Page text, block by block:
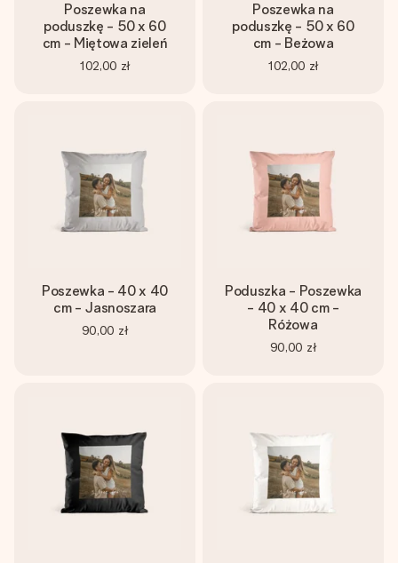
Poszewka na
poduszkę - 50 x 60
cm - Miętowa zieleń
102,00 zł
Poszewka na
poduszkę - 50 x 60
cm - Beżowa
102,00 zł
Poszewka - 40 x 40
cm - Jasnoszara
90,00 zł
Poduszka - Poszewka
- 40 x 40 cm -
Różowa
90,00 zł